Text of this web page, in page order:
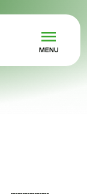
MENU